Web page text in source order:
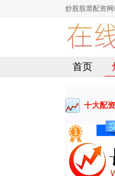
炒股股票配资
首页
十大配